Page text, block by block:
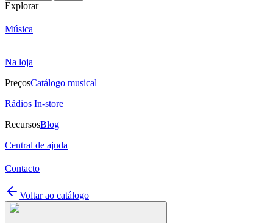
Explorar
Música
Na loja
PreçosCatálogo musical
Rádios In-store
RecursosBlog
Central de ajuda
Contacto
Voltar ao catálogo